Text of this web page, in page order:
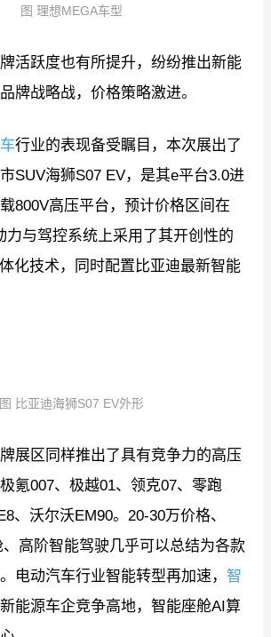
图 理想MEGA车型
活跃度也有所提升，纷纷推出新能
牌战略战，价格策略激进。
行业的表现备受瞩目，本次展出了
SUV海狮S07 EV，是其e平台3.0进
800V高压平台，预计价格区间在
力与驾控系统上采用了其开创性的
化技术，同时配置比亚迪最新智能
图 比亚迪海狮S07 EV外形
展区同样推出了具有竞争力的高压
氪007、极越01、领克07、零跑
、沃尔沃EM90。20-30万价格、
高阶智能驾驶几乎可以总结为各款
电动汽车行业智能转型再加速， 智
能源车企竞争高地，智能座舱AI算